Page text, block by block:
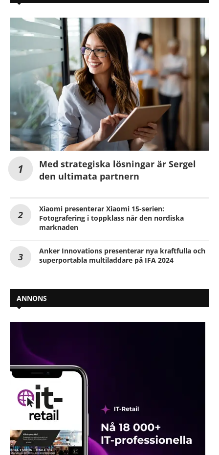
Med strategiska lösningar är Sergel
den ultimata partnern
Xiaomi presenterar Xiaomi 15-serien:
Fotografering i toppklass når den nordiska
marknaden
Anker Innovations presenterar nya kraftfulla och
superportabla multiladdare på IFA 2024
ANNONS